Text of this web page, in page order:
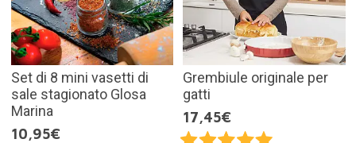
Set di 8 mini vasetti di
sale stagionato Glosa
Marina
10,95€
Grembiule originale per
gatti
17,45€